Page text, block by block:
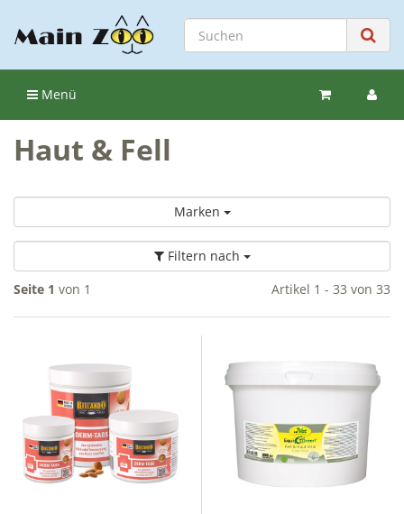
Menü
Haut & Fell
Marken
Filtern nach
Seite 1 von 1 Artikel 1 - 33 von 33